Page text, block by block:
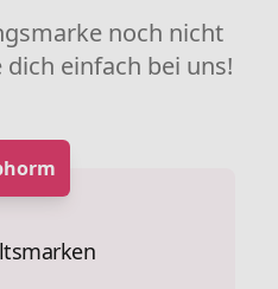
noch nicht
einfach bei uns!